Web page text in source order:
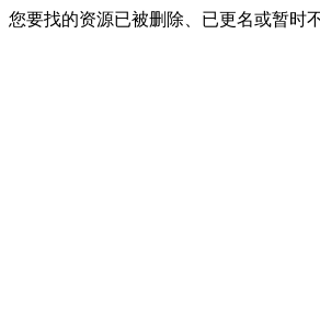
您要找的资源已被删除、已更名或暂时